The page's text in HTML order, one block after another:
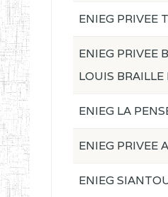
ENIEG PRIVEE
ENIEG PRIVEE
LOUIS BRAILLE
ENIEG LA
ENIEG PRIVEE
ENIEG